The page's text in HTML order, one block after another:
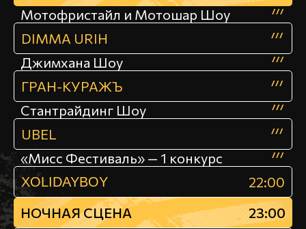
Мотофристайл и Мотошар Шоу
///
DIMMA URIH ///
Джимхана Шоу ///
ГРАН-КУРАЖЪ ///
Стантрайдинг Шоу ///
UBEL ///
«Мисс Фестиваль» — 1 конкурс ///
XOLIDAYBOY
22:00
НОЧНАЯ СЦЕНА
23:00